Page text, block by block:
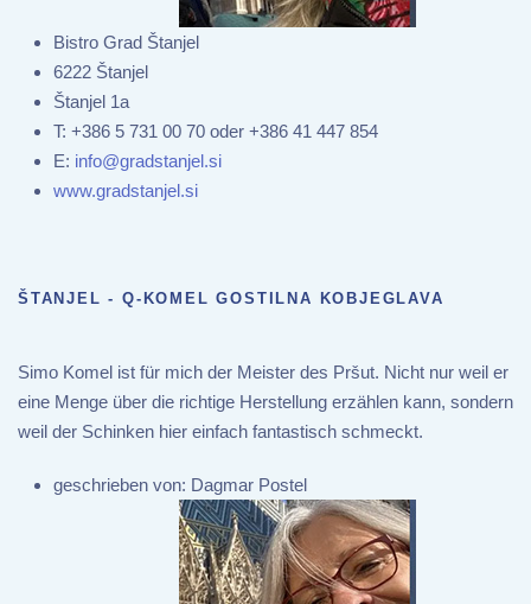
Bistro Grad Štanjel
6222 Štanjel
Štanjel 1a
T: +386 5 731 00 70 oder +386 41 447 854
E: info@gradstanjel.si
www.gradstanjel.si
ŠTANJEL - Q-KOMEL GOSTILNA KOBJEGLAVA
Simo Komel ist für mich der Meister des Pršut. Nicht nur weil er
eine Menge über die richtige Herstellung erzählen kann, sondern
weil der Schinken hier einfach fantastisch schmeckt.
geschrieben von: Dagmar Postel